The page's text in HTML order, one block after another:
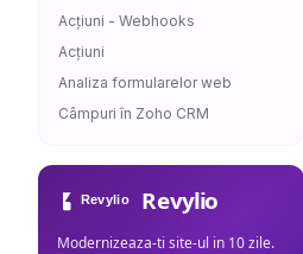
Acțiuni - Webhooks
Acțiuni
Analiza formularelor web
Câmpuri în Zoho CRM
Revylio
Modernizeaza-ti site-ul in 10 zile.